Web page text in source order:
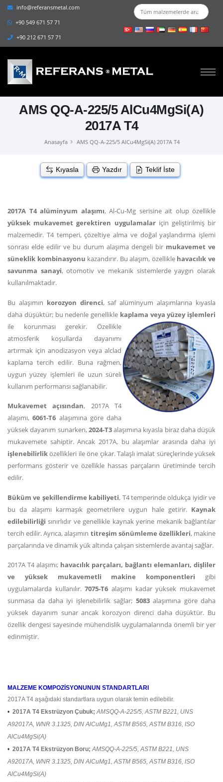
info@referansmetal.com
+90 549 671 57 71
+90 212 671 57 71
AMS QQ-A-225/5 AlCu4MgSi(A)
2017A T4
Anasayfa AMS QQ-A-225/5 AlCu4MgSi(A) 2017A T4
Kıyasla Yazdır Teklif İste
2017A T4 alüminyum alaşımı, Al-Cu-Mg serisine ait olup özellikle
yüksek mukavemet gerektiren uygulamalariçin geliştirilmiş bir
malzemedir. T4 temperi, çözeltiye alma ve doğal yaşlandırma işlemi
sonrası elde edilir ve bu durum alaşıma dengeli bir mukavemet ve
süneklik kombinasyonu kazandırır. Bu alaşım, özellikle havacılık ve
savunma sanayi, otomotiv ve mekanik sistemlerde yaygın olarak
kullanılmaktadır.
Bu alaşımın korozyon direnci, saf alüminyum alaşımlarına kıyasla
daha düşüktür; bu nedenle genellikle kaplama veya yüzey işlemleri
ile korunması gerekir. Özellikle
atmosferik koşullarda dayanımı
artırmak için anodizasyon veya alclad
kaplama tercih edilir. Buna rağmen,
uygun yüzey işlemleri ile uzun süreli
kullanım performansı sağlanabilir.
Mukavemet açısından, 2017A T4
alaşımı,6061-T6 alaşımına göre daha
yüksek dayanım sunarken,2024-T3alaşımına kıyasla biraz daha düşük
mukavemete sahiptir. Ancak 2017A, bu alaşımlar arasında daha iyi
işlenebilirliközellikleri ile öne çıkar. Talaşlı imalat süreçlerinde yüksek
performans gösterir ve özellikle hassas parçaların üretiminde tercih
edilir.
Büküm ve şekillendirme kabiliyeti, T4 temperinde oldukça iyidir ve
bu da alaşımı karmaşık geometrilere uygun hale getirir. Kaynak
edilebilirliği sınırlıdır ve genellikle kaynak yerine mekanik bağlantılar
tercih edilir. Ayrıca, alaşımın titreşim sönümleme özellikleri, makine
parçalarında ve dinamik yük altında çalışan sistemlerde avantaj sağlar.
2017A T4 alaşımı; havacılık parçaları, bağlantı elemanları, dişliler
ve yüksek mukavemetli makine komponentleri gibi
uygulamalarda kullanılır.7075-T6 alaşımı kadar yüksek mukavemet
sunmasa da daha iyi işlenebilirlik sağlar; 5083alaşımına göre daha
yüksek dayanım sunar ancak korozyon direnci daha düşüktür. Bu
özellik dengesi sayesinde mühendislik uygulamalarında önemli bir yer
edinmiştir.
MALZEME KOMPOZİSYONUNUN STANDARTLARI
2017A T4 aşağıdaki standartlara uygun olarak temin edilebilir.
• 2017A T4 Ekstrüzyon Çubuk; AMSQQ-A-225/5, ASTM B221, UNS
A92017A, WNR 3.1325, DIN AlCuMg1, ASTM B565, ASTM B316, ISO
AlCu4MgSi(A)
• 2017A T4 Ekstrüzyon Boru; AMSQQ-A-225/5, ASTM B221, UNS
A92017A, WNR 3.1325, DIN AlCuMg1, ASTM B565, ASTM B316, ISO
AlCu4MgSi(A)